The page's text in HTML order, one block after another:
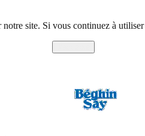
site. Si vous continuez à